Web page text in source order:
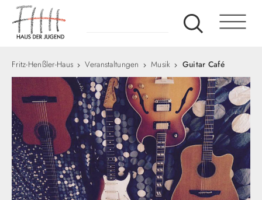
Fritz-Henßler-Haus Veranstaltungen Musik Guitar Café